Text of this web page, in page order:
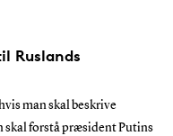
Ruslands
man skal beskrive
skal forstå præsident Putins